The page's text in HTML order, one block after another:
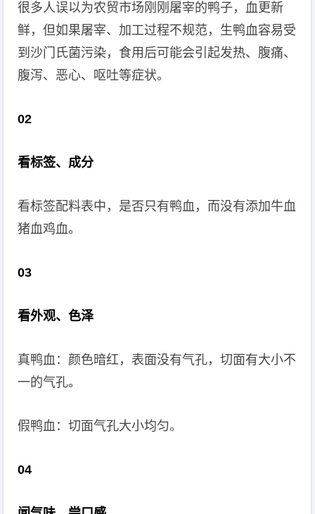
很多人误以为农贸市场刚刚屠宰的鸭子，血更新
鲜，但如果屠宰、加工过程不规范，生鸭血容易受
到沙门氏菌污染，食用后可能会引起发热、腹痛、
腹泻、恶心、呕吐等症状。
02
看标签、成分
看标签配料表中，是否只有鸭血，而没有添加牛血
猪血鸡血。
03
看外观、色泽
真鸭血：颜色暗红，表面没有气孔，切面有大小不
一的气孔。
假鸭血：切面气孔大小均匀。
04